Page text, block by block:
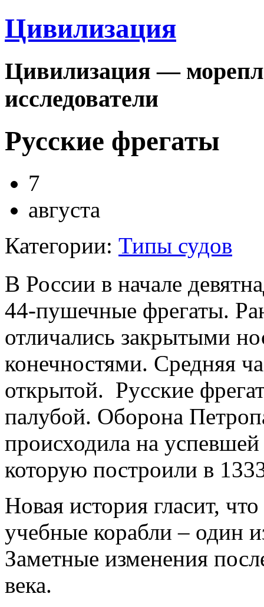
Цивилизация
Цивилизация —
исследователи
Русские фрегаты
7
августа
Категории: Типы судов
В России в начале
44-пушечные фрегаты.
отличались закрытыми
конечностями. Средняя
открытой. Русские
палубой. Оборона
происходила на
которую построили в
Новая история гласит,
учебные корабли – один
Заметные изменения
века.